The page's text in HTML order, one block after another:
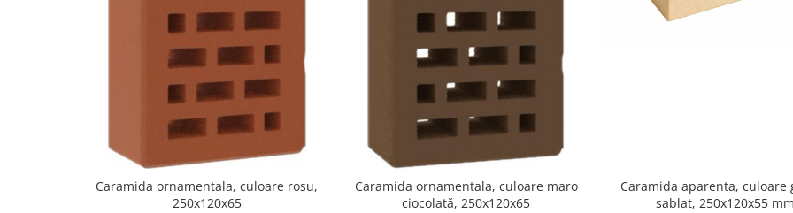
Caramida ornamentala, culoare rosu,
250x120x65
Caramida ornamentala, culoare maro
ciocolată, 250x120x65
Caramida aparenta, culoare
sablat, 250x120x55